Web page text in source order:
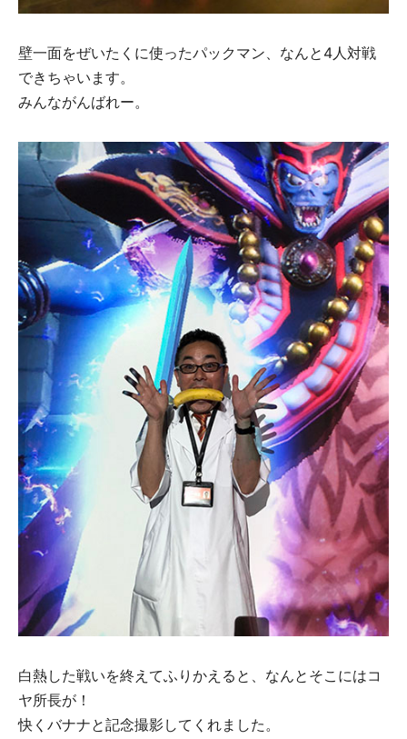
壁一面をぜいたくに使ったパックマン、なんと4人対戦
できちゃいます。
みんながんばれー。
白熱した戦いを終えてふりかえると、なんとそこにはコ
ヤ所長が！
快くバナナと記念撮影してくれました。